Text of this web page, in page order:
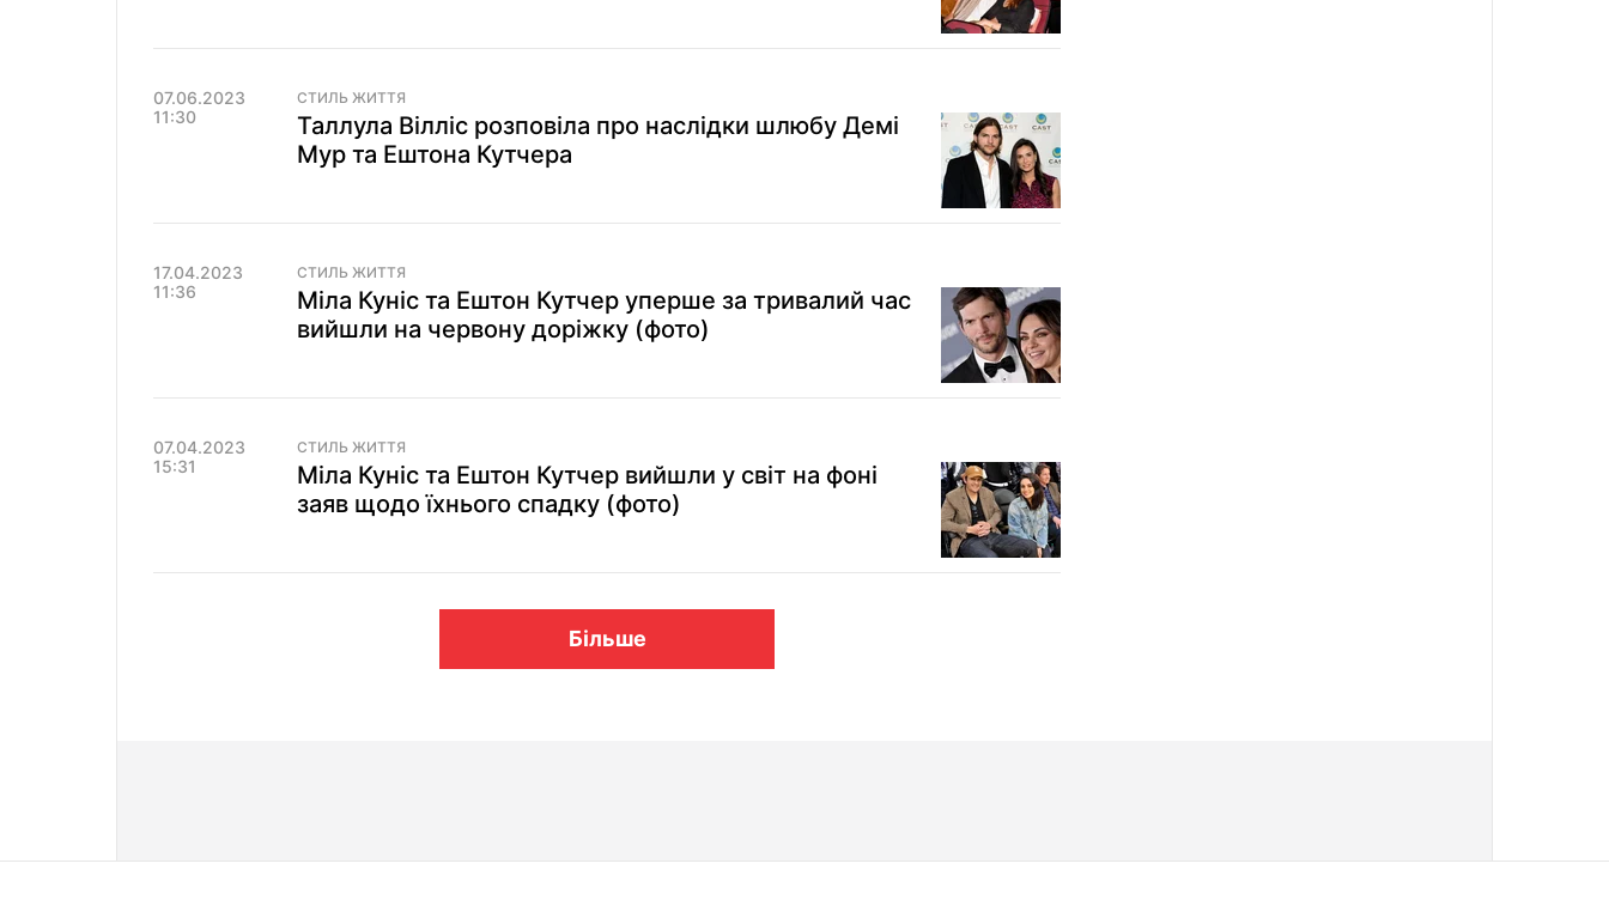
07.06.2023
11:30
СТИЛЬ ЖИТТЯ
Таллула Вілліс розповіла про наслідки шлюбу Демі
Мур та Ештона Кутчера
17.04.2023
11:36
СТИЛЬ ЖИТТЯ
Міла Куніс та Ештон Кутчер уперше за тривалий час
вийшли на червону доріжку (фото)
07.04.2023
15:31
СТИЛЬ ЖИТТЯ
Міла Куніс та Ештон Кутчер вийшли у світ на фоні
заяв щодо їхнього спадку (фото)
Більше